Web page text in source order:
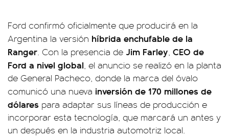
Ford confirmó oficialmente que producirá en la
Argentina la versión híbrida enchufable de la
Ranger. Con la presencia de Jim Farley, CEO de
Ford a nivel global, el anuncio se realizó en la planta
de General Pacheco, donde la marca del óvalo
comunicó una nueva inversión de 170 millones de
dólares para adaptar sus líneas de producción e
incorporar esta tecnología, que marcará un antes y
un después en la industria automotriz local.